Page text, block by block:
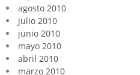
agosto 2010
julio 2010
junio 2010
mayo 2010
abril 2010
marzo 2010